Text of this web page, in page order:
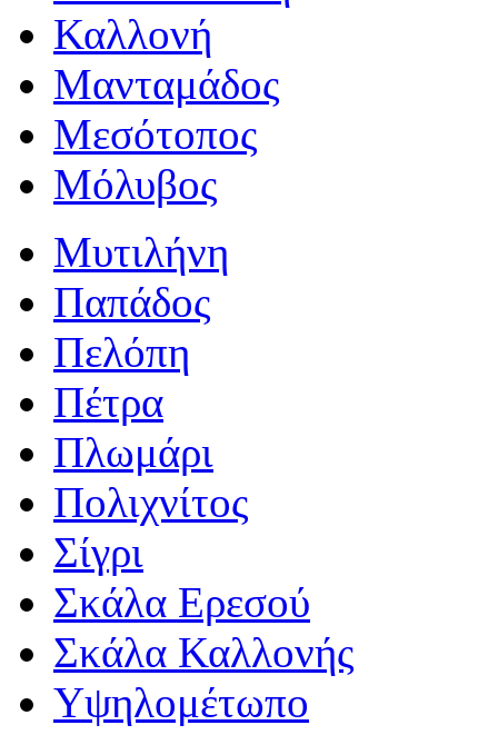
Καλλονή
Μανταμάδος
Μεσότοπος
Μόλυβος
Μυτιλήνη
Παπάδος
Πελόπη
Πέτρα
Πλωμάρι
Πολιχνίτος
Σίγρι
Σκάλα Ερεσού
Σκάλα Καλλονής
Υψηλομέτωπο